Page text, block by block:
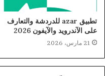
تطبيق azar للدردشة والتعارف
على الآندرويد والآيفون 2026
21 مارس، 2026